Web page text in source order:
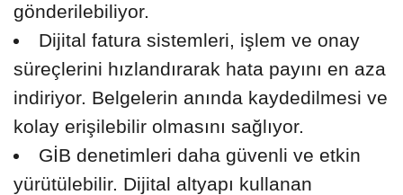
gönderilebiliyor.
Dijital fatura sistemleri, işlem ve onay
süreçlerini hızlandırarak hata payını en aza
indiriyor. Belgelerin anında kaydedilmesi ve
kolay erişilebilir olmasını sağlıyor.
GİB denetimleri daha güvenli ve etkin
yürütülebilir. Dijital altyapı kullanan